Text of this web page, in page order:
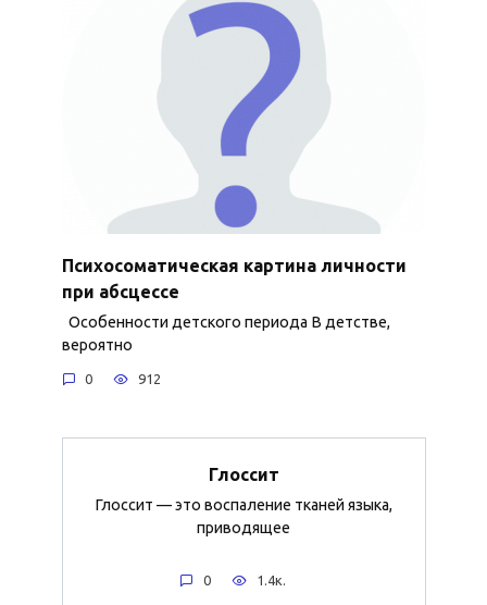
Психосоматическая картина личности
при абсцессе
Особенности детского периода В детстве,
вероятно
0 912
Глоссит
Глоссит — это воспаление тканей языка,
приводящее
0 1.4к.